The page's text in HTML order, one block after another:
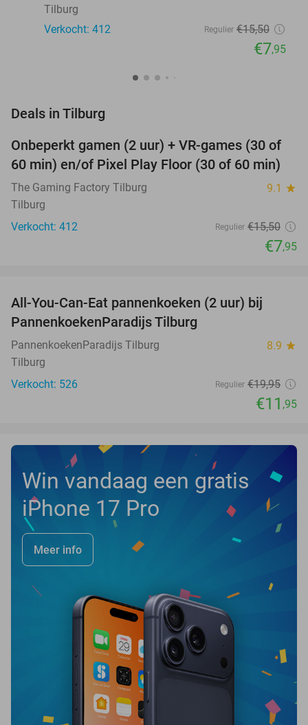
Tilburg
Verkocht: 412
Regulier €15,50
€7,95
Deals in Tilburg
49%
Onbeperkt gamen (2 uur) + VR-games (30 of
60 min) en/of Pixel Play Floor (30 of 60 min)
The Gaming Factory Tilburg 9.1 star
Tilburg
Verkocht: 412
Regulier €15,50
€7,95
All-You-Can-Eat pannenkoeken (2 uur) bij
PannenkoekenParadijs Tilburg
PannenkoekenParadijs Tilburg 8.9 star
Tilburg
Verkocht: 526
Regulier €19,95
€11 ,95
Win vandaag een gratis
iPhone 17 Pro
Meer info